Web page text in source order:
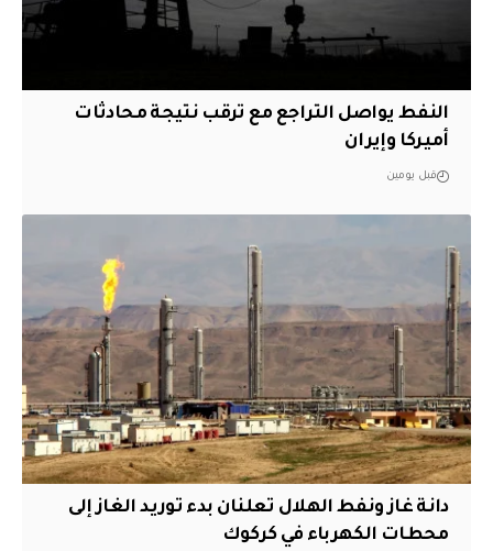
النفط يواصل التراجع مع ترقب نتيجة محادثات
أميركا وإيران
قبل يومين
دانة غاز ونفط الهلال تعلنان بدء توريد الغاز إلى
محطات الكهرباء في كركوك